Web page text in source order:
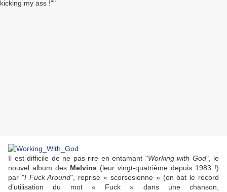
Il est difficile de ne pas rire en entamant "Working with God", le
nouvel album des Melvins (leur vingt-quatrième depuis 1983 !)
par "I Fuck Around", reprise « scorsesienne » (on bat le record
d’utilisation du mot « Fuck » dans une chanson,